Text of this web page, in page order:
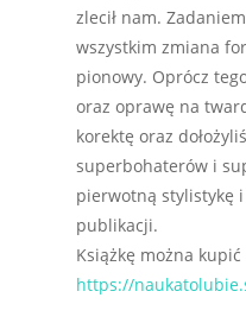
zlecił nam.
wszystkim zmiana
pionowy. Oprócz
oraz oprawę na
korektę oraz
superbohaterów i
pierwotną stylistykę
publikacji.
Książkę można
https://